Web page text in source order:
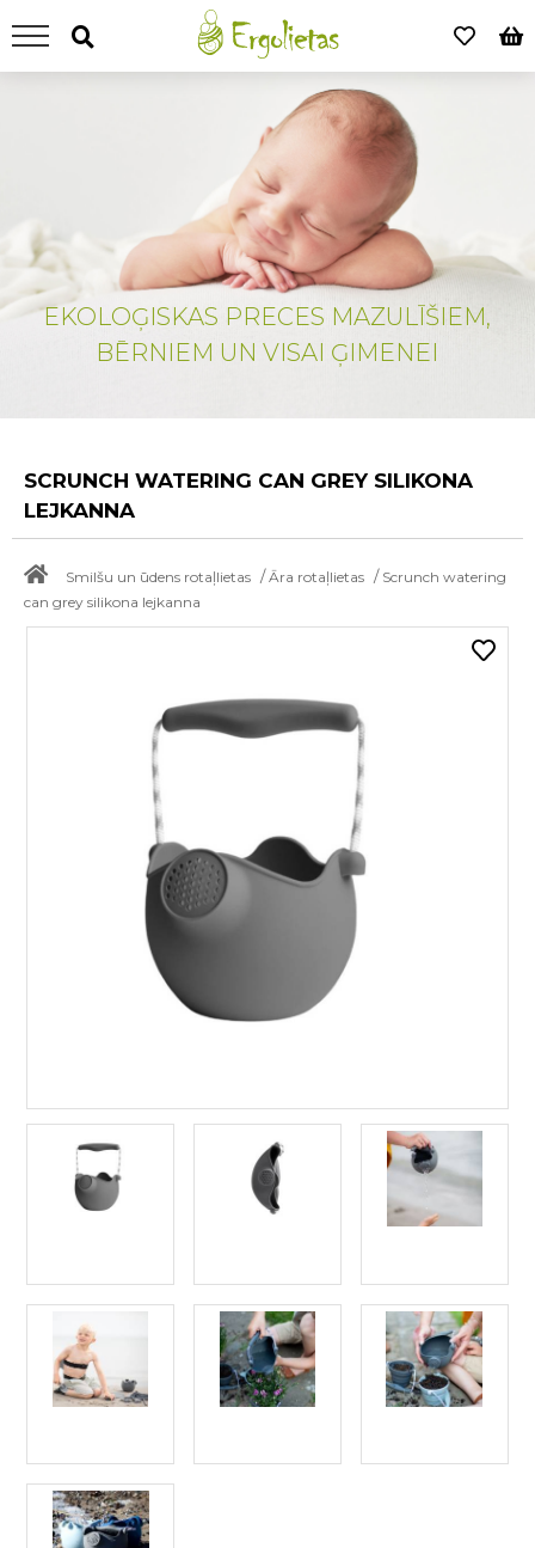
EKOLOĢISKAS PRECES MAZULĪŠIEM,
BĒRNIEM UN VISAI ĢIMENEI
SCRUNCH WATERING CAN GREY SILIKONA
LEJKANNA
Smilšu un ūdens rotaļlietas /Āra rotaļlietas / Scrunch watering
can grey silikona lejkanna